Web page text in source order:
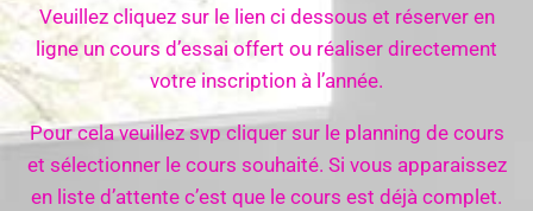
Veuillez cliquez sur le lien ci dessous et réserver en
ligne un cours d’essai offert ou réaliser directement
votre inscription à l’année.
Pour cela veuillez svp cliquer sur le planning de cours
et sélectionner le cours souhaité. Si vous apparaissez
en liste d’attente c’est que le cours est déjà complet.